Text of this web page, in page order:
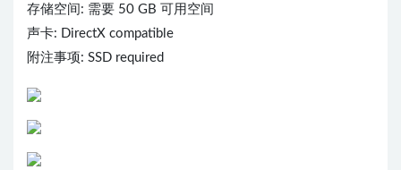
存储空间: 需要 50 GB 可用空间
声卡: DirectX compatible
附注事项: SSD required